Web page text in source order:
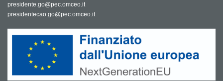
presidente.go@pec.omceo.it
presidentecao.go@pec.omceo.it